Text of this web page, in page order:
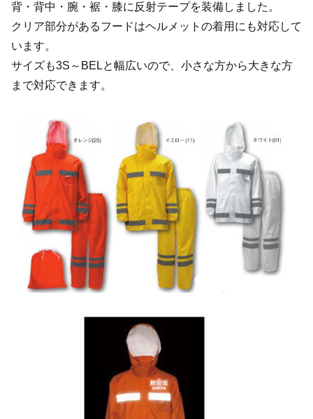
背・背中・腕・裾・膝に反射テープを装備しました。
クリア部分があるフードはヘルメットの着用にも対応して
います。
サイズも3S～BELと幅広いので、小さな方から大きな方
まで対応できます。